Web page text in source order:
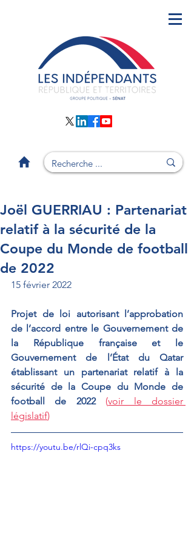
Joël GUERRIAU : Partenariat
relatif à la sécurité de la
Coupe du Monde de football
de 2022
15 février 2022
Projet de loi autorisant l’approbation
de l’accord entre le Gouvernement de
la République française et le
Gouvernement de l’État du Qatar
établissant un partenariat relatif à la
sécurité de la Coupe du Monde de
football de 2022 (voir le dossier
législatif)
https://youtu.be/rlQi-cpq3ks